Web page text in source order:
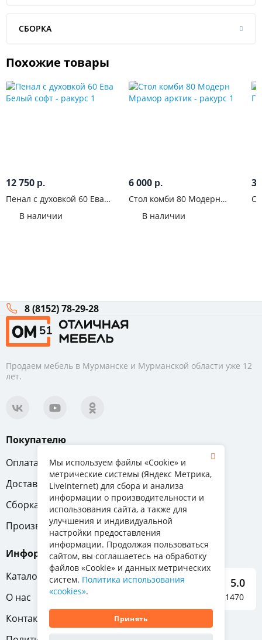
СБОРКА
Похожие товары
12 750 р.
Пенал с духовкой 60 Ева
В наличии
6 000 р.
Стол комби 80 Модерн
В наличии
3
8 (8152) 78-29-28
Продаем мебель в Мурманске и Мурманской области уже 12
лет.
Покупателю
Оплата
Вопрос-ответ
Доставка
Обмен и возврат
Сборка
Гарантия
Производители
Информация
Каталог мебели
О нас
Контакты
5.0
Отзывы о нас 1470
Мы используем файлы «Cookie» и
метрические системы (Яндекс Метрика,
LiveInternet) для сбора и анализа
информации о производительности и
использования сайта, а также для
улучшения и индивидуальной
настройки предоставления
информации. Продолжая пользоваться
сайтом, вы соглашаетесь на обработку
файлов «Cookie» и данных метрических
систем. Политика использования
«cookies».
Принять